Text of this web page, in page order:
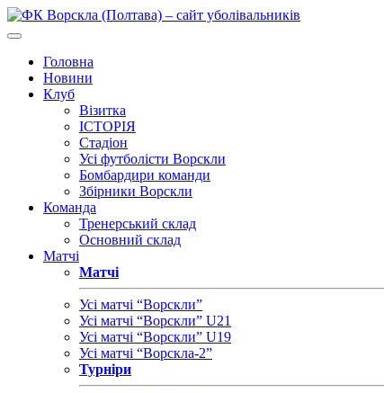
Головна
Новини
Клуб
Візитка
ІСТОРІЯ
Стадіон
Усі футболісти Ворскли
Бомбардири команди
Збірники Ворскли
Команда
Тренерський склад
Основний склад
Матчі
Матчі
Усі матчі “Ворскли”
Усі матчі “Ворскли” U21
Усі матчі “Ворскли” U19
Усі матчі “Ворскла-2”
Турніри